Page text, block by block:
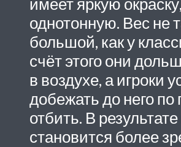
имеет яркую
однотонную. Вес не
большой, как у
счёт этого они
в воздухе, а игроки
добежать до него по
отбить. В
становится более